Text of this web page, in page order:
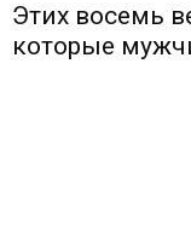
Этих восемь
которые